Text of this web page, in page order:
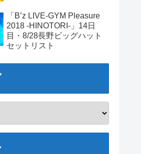
「B’z LIVE-GYM Pleasure
2018 -HINOTORI-」14日
目・8/28長野ビッグハット
セットリスト